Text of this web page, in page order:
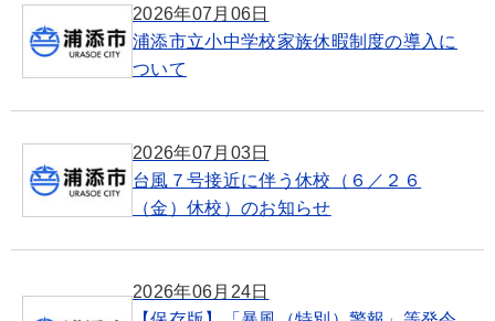
2026年07月06日
浦添市立小中学校家族休暇制度の導入に
ついて
2026年07月03日
台風７号接近に伴う休校（６／２６
（金）休校）のお知らせ
2026年06月24日